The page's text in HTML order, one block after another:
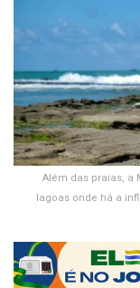
Além das praias, a
lagoas onde há a